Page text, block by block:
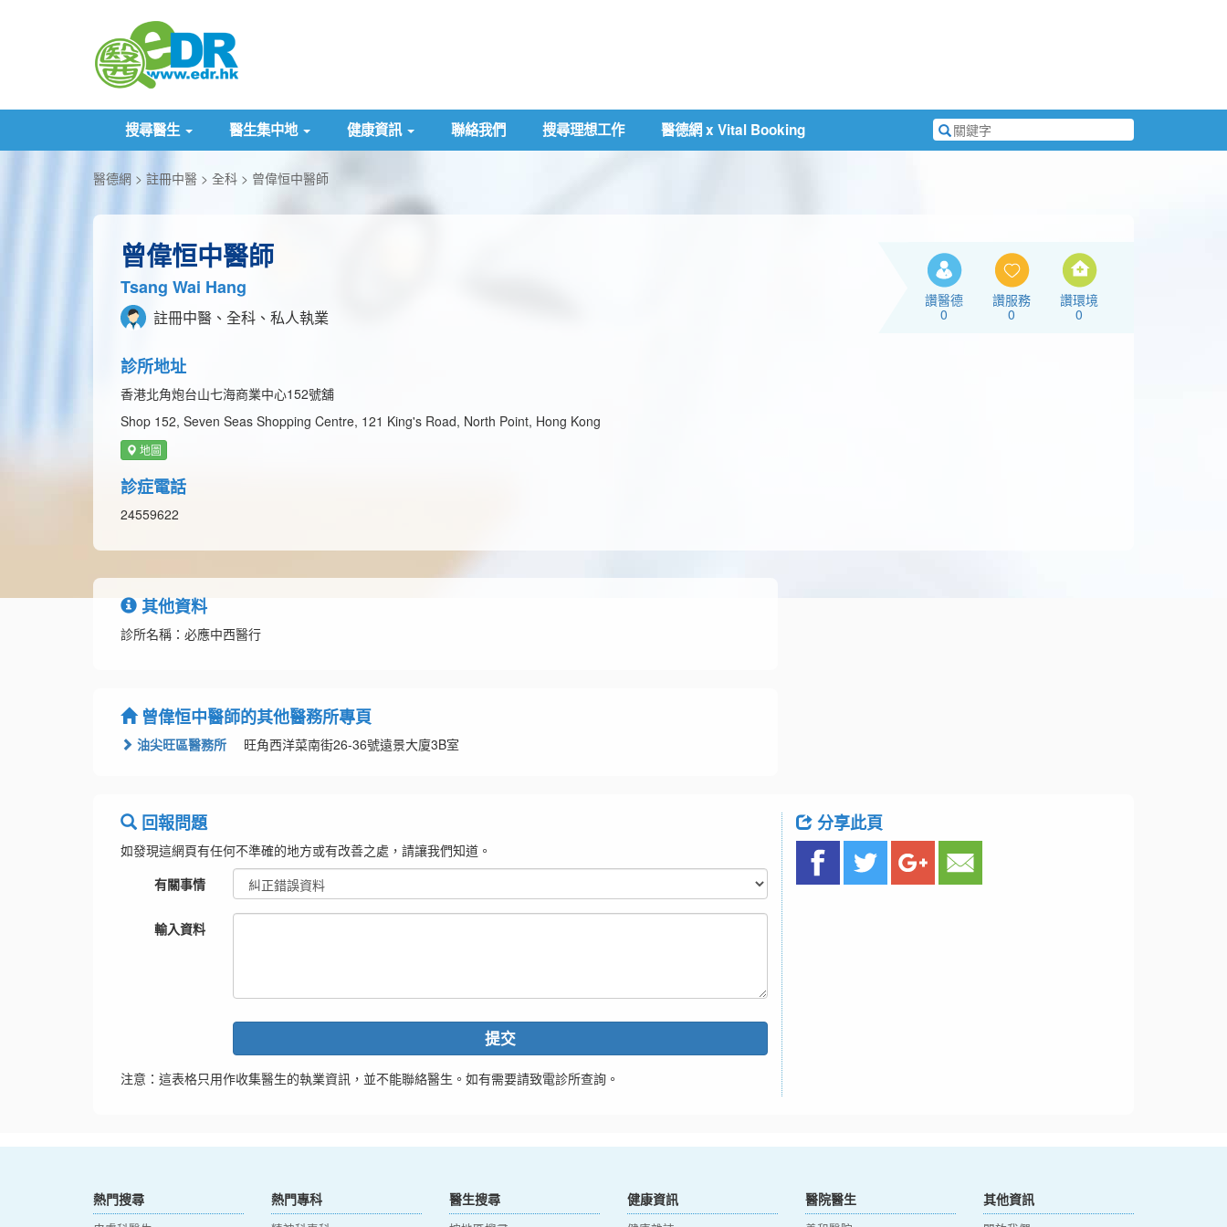
搜尋醫生 醫生集中地 健康資訊 聯絡我們 搜尋理想工作 醫德網 x Vital Booking
搜
尋
醫德網 註冊中醫 全科 曾偉恒中醫師
曾偉恒中醫師
Tsang Wai Hang
註冊中醫、全科、私人執業
診所地址
香港北角炮台山七海商業中心152號舖
Shop 152, Seven Seas Shopping Centre, 121 King's Road, North Point, Hong Kong
地圖
診症電話
24559622
讚醫德
0
讚服務
0
讚環境
0
其他資料
診所名稱：必應中西醫行
曾偉恒中醫師的其他醫務所專頁
油尖旺區醫務所 旺角西洋菜南街26-36號遠景大廈3B室
回報問題
如發現這網頁有任何不準確的地方或有改善之處，請讓我們知道。
有關事情
輸入資料
提交
注意：這表格只用作收集醫生的執業資訊，並不能聯絡醫生。如有需要請致電診所查詢。
分享此頁
熱門搜尋 熱門專科 醫生搜尋 健康資訊 醫院醫生 其他資訊